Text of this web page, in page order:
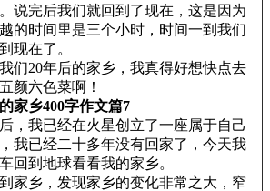
说完后我们就回到了现在，这是因为
的时间里是三个小时，时间一到我们
现在了。
们20年后的家乡，我真得好想快点去
颜六色菜啊！
家乡400字作文篇7
，我已经在火星创立了一座属于自己
我已经二十多年没有回家了，今天我
回到地球看看我的家乡。
家乡，发现家乡的变化非常之大，窄